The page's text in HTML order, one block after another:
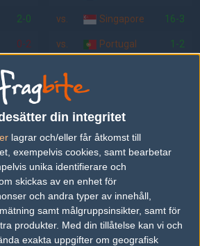
din integritet
lagrar och/eller får åtkomst till
exempelvis cookies, samt bearbetar
unika identifierare och
skickas av en enhet för
och andra typer av innehåll,
samt målgruppsinsikter, samt för
produkter. Med din tillåtelse kan vi och
exakta uppgifter om geografisk
2-0
0-2
1-2
vs. Singapore 16-3
vs. Portugal 1-2
vs.
för att kunna satsa våra vackra bites på en
Registrera dignu, snabbt och smärtfritt!
61%